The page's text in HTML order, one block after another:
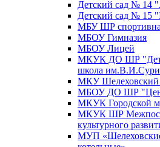
Детский сад № 14
Детский сад № 15
МБУ ШР
МБОУ Гимназия
МБОУ Лицей
МКУК ДО ШР
школа
МКУ Шелеховский
МБОУ ДО ШР
МКУК Городской
МКУК ШР
культурного
МУП